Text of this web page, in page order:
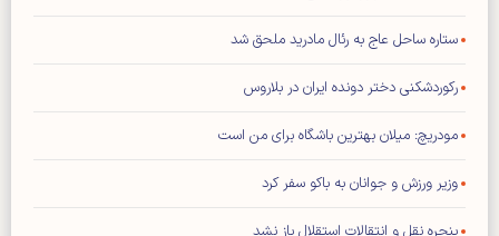
ستاره ساحل عاج به رئال مادرید ملحق شد
رکوردشکنی دختر دونده ایران در بلاروس
مودریچ: میلان بهترین باشگاه برای من است
وزیر ورزش و جوانان به باکو سفر کرد